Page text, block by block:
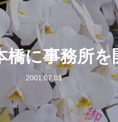
橋に事務所
2001.07.01